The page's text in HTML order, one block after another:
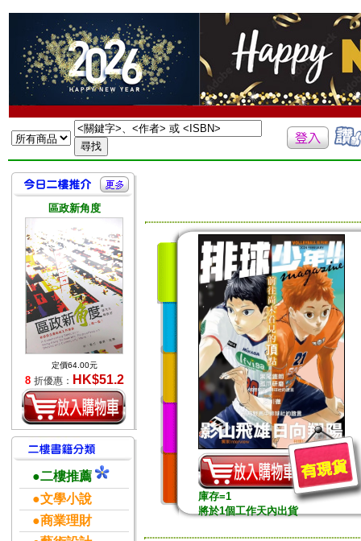
區政新角度
定價64.00元
8 折優惠： HK$51.2
●二樓推薦
●文學小說
●商業理財
庫存=1
將於1個工作天內出貨